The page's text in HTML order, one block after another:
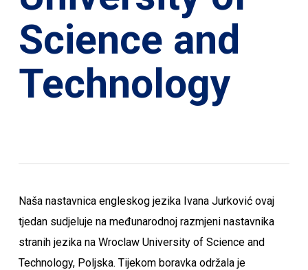
Science and
Technology
Naša nastavnica engleskog jezika Ivana Jurković ovaj
tjedan sudjeluje na međunarodnoj razmjeni nastavnika
stranih jezika na Wroclaw University of Science and
Technology, Poljska. Tijekom boravka održala je